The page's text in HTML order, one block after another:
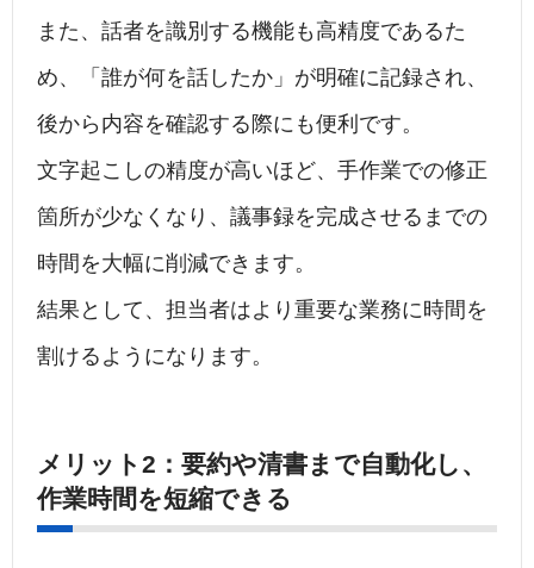
また、話者を識別する機能も高精度であるた
め、「誰が何を話したか」が明確に記録され、
後から内容を確認する際にも便利です。
文字起こしの精度が高いほど、手作業での修正
箇所が少なくなり、議事録を完成させるまでの
時間を大幅に削減できます。
結果として、担当者はより重要な業務に時間を
割けるようになります。
メリット2：要約や清書まで自動化し、
作業時間を短縮できる